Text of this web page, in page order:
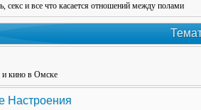
секс и все что касается отношений между полами
и кино в Омске
Настроения